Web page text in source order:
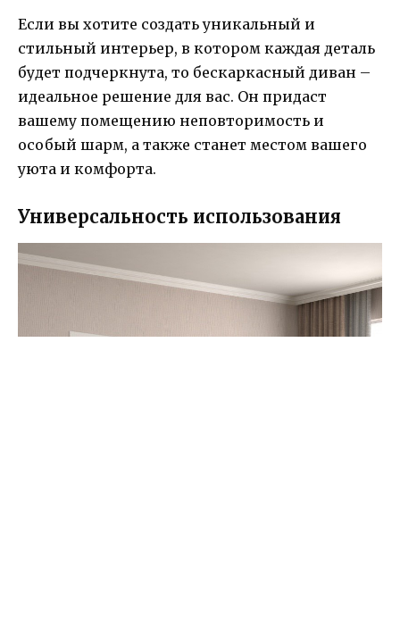
Если вы хотите создать уникальный и
стильный интерьер, в котором каждая деталь
будет подчеркнута, то бескаркасный диван –
идеальное решение для вас. Он придаст
вашему помещению неповторимость и
особый шарм, а также станет местом вашего
уюта и комфорта.
Универсальность использования